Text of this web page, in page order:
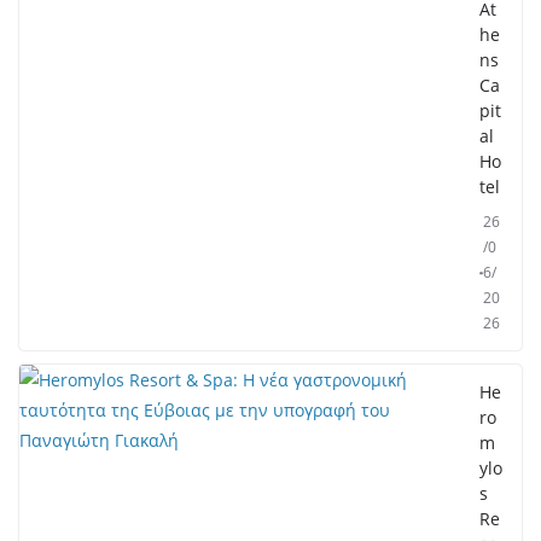
At
he
ns
Ca
pit
al
Ho
tel
26
/0
6/
20
26
He
ro
m
ylo
s
Re